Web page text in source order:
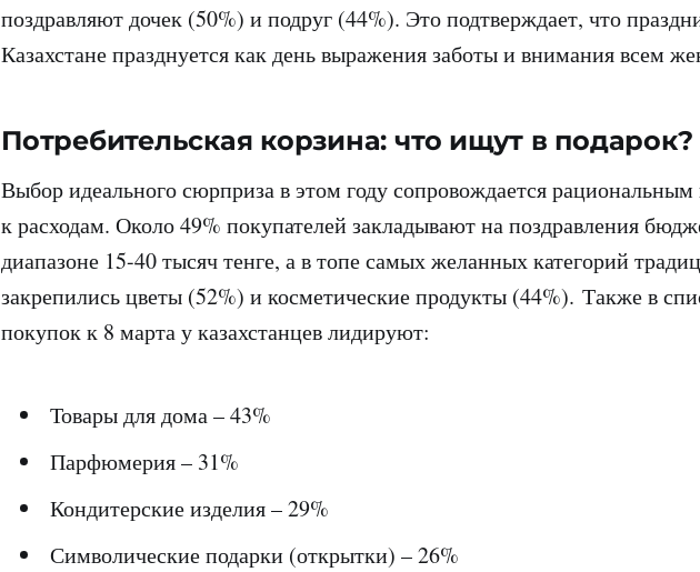
поздравляют дочек (50%) и подруг (44%). Это подтверждает, что
Казахстане празднуется как день выражения заботы и внимания всем
Потребительская корзина: что ищут в подарок?
Выбор идеального сюрприза в этом году сопровождается рациональным
к расходам. Около 49% покупателей закладывают на поздравления
диапазоне 15-40 тысяч тенге, а в топе самых желанных категорий
закрепились цветы (52%) и косметические продукты (44%). Также в
покупок к 8 марта у казахстанцев лидируют:
Товары для дома – 43%
Парфюмерия – 31%
Кондитерские изделия – 29%
Символические подарки (открытки) – 26%